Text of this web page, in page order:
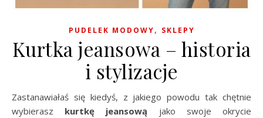
PUDELEK MODOWY, SKLEPY
Kurtka jeansowa – historia
i stylizacje
Zastanawiałaś się kiedyś, z jakiego powodu tak chętnie
wybierasz kurtkę jeansową jako swoje okrycie